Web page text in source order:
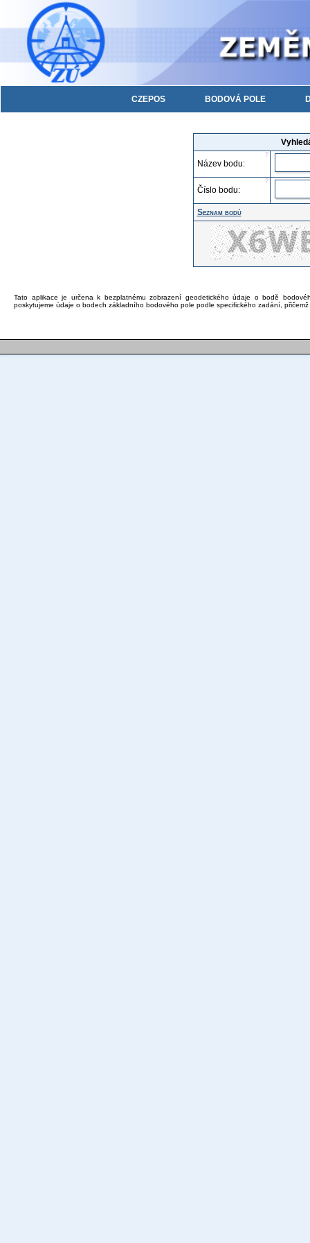
CZEPOS BODOVÁ POLE
Název bodu:
Číslo bodu:
Seznam bodů
Tato aplikace je určena k bezplatnému zobrazení geodetického údaje o bodě
poskytujeme údaje o bodech základního bodového pole podle specifického zadání,